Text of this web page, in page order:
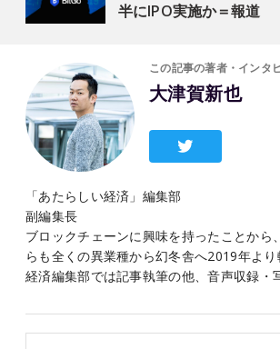
半にIPO実施か＝報道
この記事の著者・インタ
大津賀新也
「あたらしい経済」編集部
副編集長
ブロックチェーンに興味を持ったことから
らも全くの異業種から幻冬舎へ2019年よ
経済編集部では記事執筆の他、音声収録・